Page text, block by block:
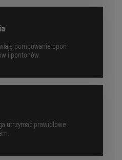
pompowanie opon
i pontonów.
utrzymać prawidłowe